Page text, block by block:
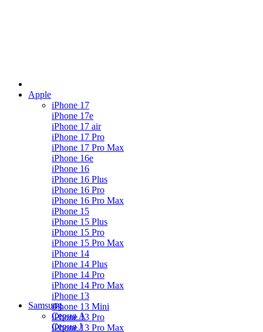
Apple
iPhone 17
iPhone 17e
iPhone 17 air
iPhone 17 Pro
iPhone 17 Pro Max
iPhone 16e
iPhone 16
iPhone 16 Plus
iPhone 16 Pro
iPhone 16 Pro Max
iPhone 15
iPhone 15 Plus
iPhone 15 Pro
iPhone 15 Pro Max
iPhone 14
iPhone 14 Plus
iPhone 14 Pro
iPhone 14 Pro Max
iPhone 13
iPhone 13 Mini
iPhone 13 Pro
iPhone 13 Pro Max
Samsung
Серия А
Серия J